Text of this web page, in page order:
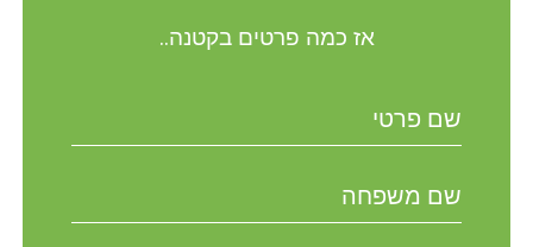
אז כמה פרטים בקטנה..